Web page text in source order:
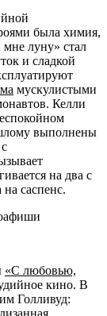
была химия,
луну» стал
и сладкой
мускулистыми
Келли
выполнены
на два с
саспенс.
«С любовью,
кино. В
Голливуд: